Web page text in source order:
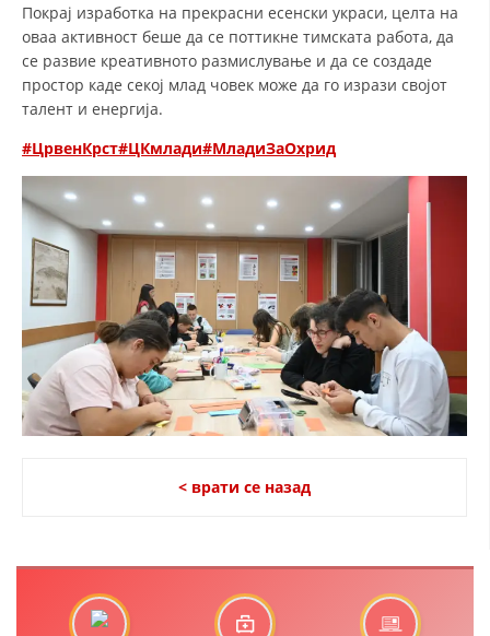
ОРГАНИЗАЦИЈА И РАЗВОЈ
СОБРАНИЕ
ДИСЕМИНАЦИЈА
MЕЃУНАРОДНО ХУМАНИТАРНО ПРАВО
ПРОМОЦИЈА НА ХУМАНИ ВРЕДНОСТИ
УПОТРЕБА И ЗАШТИТА НА АМБЛЕМОТ
СОЦИЈАЛНО ХУМАНИТАРНА ДЕЈНОСТ
КАКО ДА ДОНИРАТЕ
ПОДГОТВЕНОСТ И ДЕЈСТВО ПРИ КАТАСТРОФИ
МЕЃУНАРОДНА СОРАБОТКА
Покрај изработка на прекрасни есенски украси, целта на
оваа активност беше да се поттикне тимската работа, да
се развие креативното размислување и да се создаде
простор каде секој млад човек може да го изрази својот
талент и енергија.
#ЦрвенКрст#ЦКмлади#МладиЗаОхрид
< врати се назад